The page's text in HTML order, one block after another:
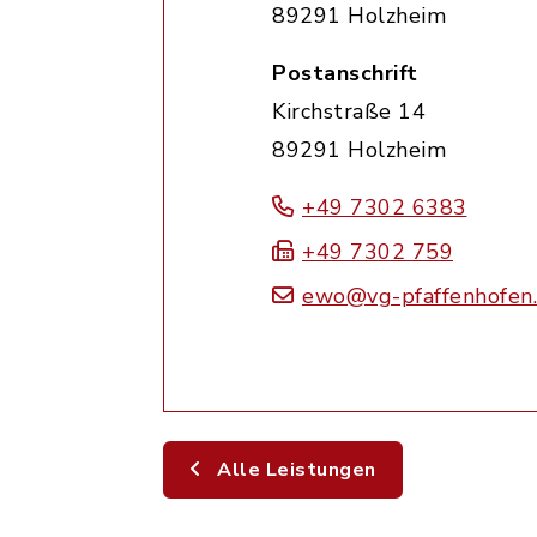
89291 Holzheim
Postanschrift
Kirchstraße 14
89291 Holzheim
+49 7302 6383
+49 7302 759
ewo@vg-
Alle Leistungen